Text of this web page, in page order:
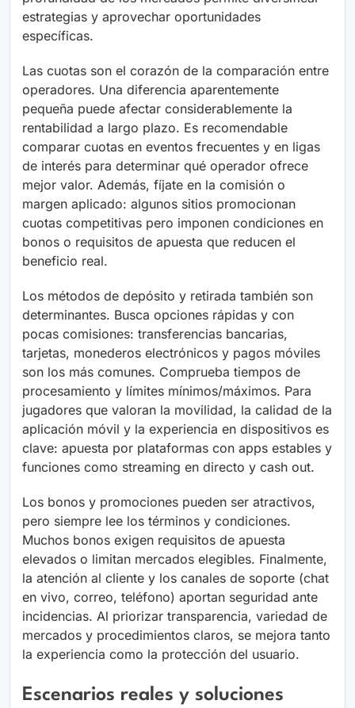
estrategias y aprovechar oportunidades
específicas.
Las cuotas son el corazón de la comparación entre
operadores. Una diferencia aparentemente
pequeña puede afectar considerablemente la
rentabilidad a largo plazo. Es recomendable
comparar cuotas en eventos frecuentes y en ligas
de interés para determinar qué operador ofrece
mejor valor. Además, fíjate en la comisión o
margen aplicado: algunos sitios promocionan
cuotas competitivas pero imponen condiciones en
bonos o requisitos de apuesta que reducen el
beneficio real.
Los métodos de depósito y retirada también son
determinantes. Busca opciones rápidas y con
pocas comisiones: transferencias bancarias,
tarjetas, monederos electrónicos y pagos móviles
son los más comunes. Comprueba tiempos de
procesamiento y límites mínimos/máximos. Para
jugadores que valoran la movilidad, la calidad de la
aplicación móvil y la experiencia en dispositivos es
clave: apuesta por plataformas con apps estables y
funciones como streaming en directo y cash out.
Los bonos y promociones pueden ser atractivos,
pero siempre lee los términos y condiciones.
Muchos bonos exigen requisitos de apuesta
elevados o limitan mercados elegibles. Finalmente,
la atención al cliente y los canales de soporte (chat
en vivo, correo, teléfono) aportan seguridad ante
incidencias. Al priorizar transparencia, variedad de
mercados y procedimientos claros, se mejora tanto
la experiencia como la protección del usuario.
Escenarios reales y soluciones